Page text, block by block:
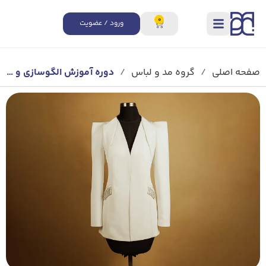
0 ورود / عضویت
صفحه اصلی / گروه مد و لباس / دوره آموزش الگوسازی و دوخت متد تجاری تخصصی